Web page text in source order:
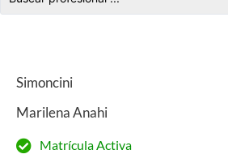
Simoncini
Marilena Anahi
Matrícula Activa